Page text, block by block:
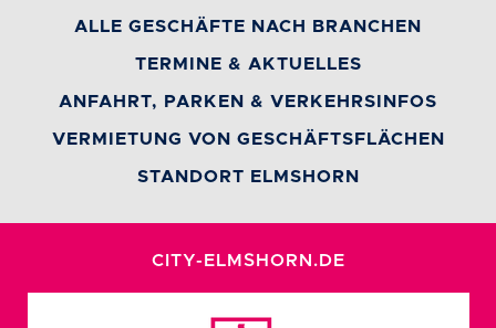
ALLE GESCHÄFTE NACH BRANCHEN
TERMINE & AKTUELLES
ANFAHRT, PARKEN & VERKEHRSINFOS
VERMIETUNG VON GESCHÄFTSFLÄCHEN
STANDORT ELMSHORN
CITY-ELMSHORN.DE